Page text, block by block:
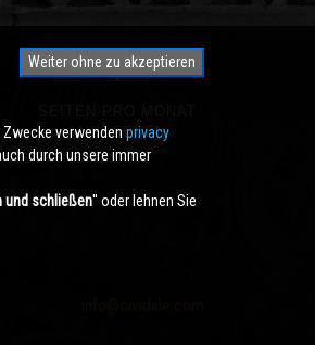
350,000
ANGESEHEN
Weiter ohne zu akzeptieren
verwenden privacy
durch unsere immer
und schließen'' oder lehnen Sie